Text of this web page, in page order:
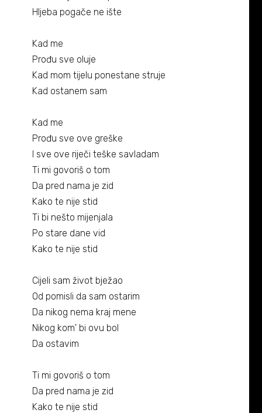
Kontakt
Hljeba pogače ne ište
Kad me
Prođu sve oluje
Kad mom tijelu ponestane struje
Kad ostanem sam
Kad me
Prođu sve ove greške
I sve ove riječi teške savladam
Ti mi govoriš o tom
Da pred nama je zid
Kako te nije stid
Ti bi nešto mijenjala
Po stare dane vid
Kako te nije stid
Cijeli sam život bježao
Od pomisli da sam ostarim
Da nikog nema kraj mene
Nikog kom' bi ovu bol
Da ostavim
Ti mi govoriš o tom
Da pred nama je zid
Kako te nije stid